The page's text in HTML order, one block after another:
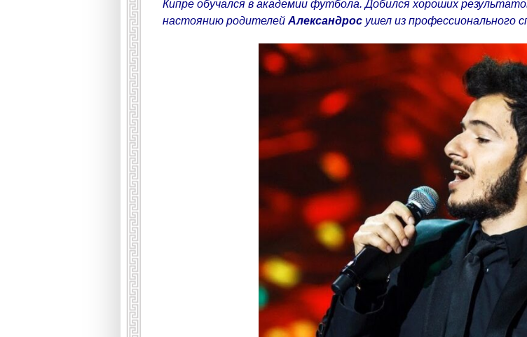
Кипре обучался в академии футбола. Добился хороших
настоянию родителей Александрос ушел из профессионального